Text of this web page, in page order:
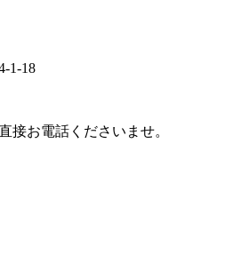
1-18
接お電話くださいませ。